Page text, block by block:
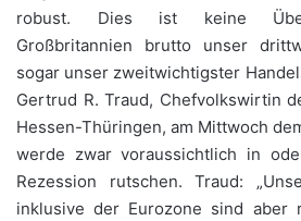
robust. Dies ist keine
Großbritannien brutto unser
sogar unser zweitwichtigster
Gertrud R. Traud, Chefvolkswirtin
Hessen-Thüringen, am Mittwoch
werde zwar voraussichtlich in
Rezession rutschen. Traud:
inklusive der Eurozone sind aber